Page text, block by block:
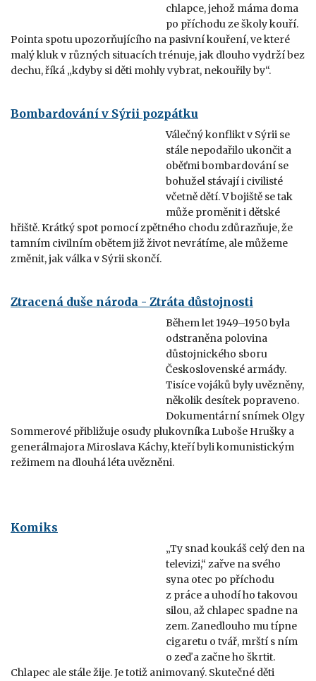
chlapce, jehož máma doma
po příchodu ze školy kouří.
Pointa spotu upozorňujícího na pasivní kouření, ve které
malý kluk v různých situacích trénuje, jak dlouho vydrží bez
dechu, říká „kdyby si děti mohly vybrat, nekouřily by“.
Bombardování v Sýrii pozpátku
Válečný konflikt v Sýrii se
stále nepodařilo ukončit a
oběťmi bombardování se
bohužel stávají i civilisté
včetně dětí. V bojiště se tak
může proměnit i dětské
hřiště. Krátký spot pomocí zpětného chodu zdůrazňuje, že
tamním civilním obětem již život nevrátíme, ale můžeme
změnit, jak válka v Sýrii skončí.
Ztracená duše národa - Ztráta důstojnosti
Během let 1949–1950 byla
odstraněna polovina
důstojnického sboru
Československé armády.
Tisíce vojáků byly uvězněny,
několik desítek popraveno.
Dokumentární snímek Olgy
Sommerové přibližuje osudy plukovníka Luboše Hrušky a
generálmajora Miroslava Káchy, kteří byli komunistickým
režimem na dlouhá léta uvězněni.
Komiks
„Ty snad koukáš celý den na
televizi,“ zařve na svého
syna otec po příchodu
z práce a uhodí ho takovou
silou, až chlapec spadne na
zem. Zanedlouho mu típne
cigaretu o tvář, mrští s ním
o zeď a začne ho škrtit.
Chlapec ale stále žije. Je totiž animovaný. Skutečné děti